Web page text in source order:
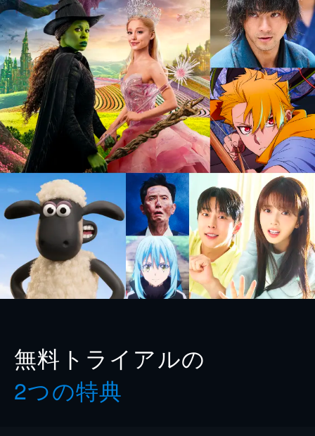
無料トライアルの
2つの特典